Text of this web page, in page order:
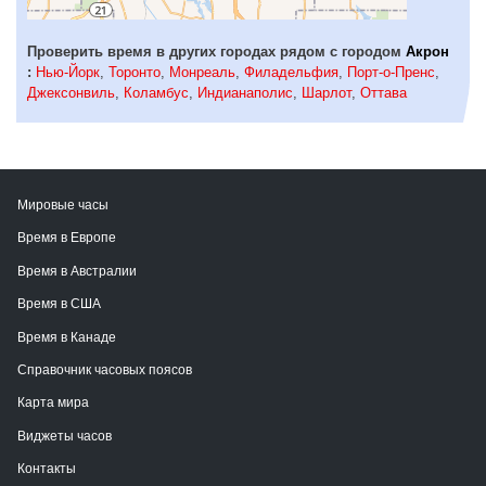
Проверить время в других городах рядом с городом Акрон
: Нью-Йорк, Торонто, Монреаль, Филадельфия, Порт-о-Пренс,
Джексонвиль, Коламбус, Индианаполис, Шарлот, Оттава
Мировые часы
Время в Европе
Время в Австралии
Время в США
Время в Канаде
Справочник часовых поясов
Карта мира
Виджеты часов
Контакты